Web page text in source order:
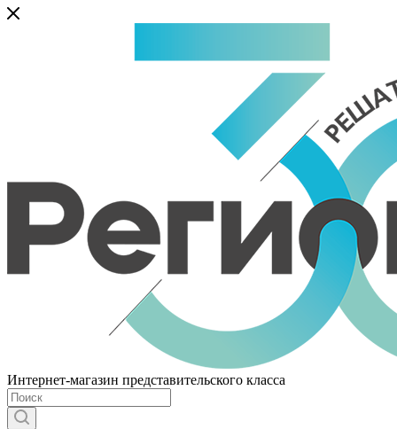
Интернет-магазин представительского класса